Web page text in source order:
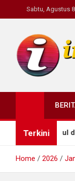
to
Sabtu, Agustus
Terkini
di
Home 2026